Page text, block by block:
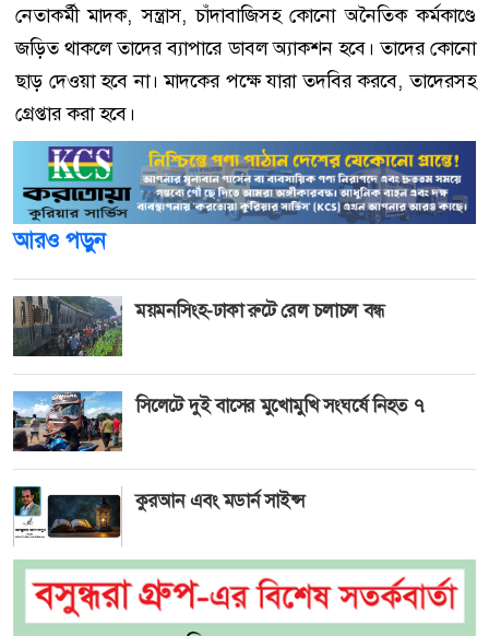
নেতাকর্মী মাদক, সন্ত্রাস, চাঁদাবাজিসহ কোনো অনৈতিক কর্মকাণ্ডে
জড়িত থাকলে তাদের ব্যাপারে ডাবল অ্যাকশন হবে। তাদের কোনো
ছাড় দেওয়া হবে না। মাদকের পক্ষে যারা তদবির করবে, তাদেরসহ
গ্রেপ্তার করা হবে।
আরও পড়ুন
ময়মনসিংহ-ঢাকা রুটে রেল চলাচল বন্ধ
সিলেটে দুই বাসের মুখোমুখি সংঘর্ষে নিহত ৭
কুরআন এবং মডার্ন সাইন্স